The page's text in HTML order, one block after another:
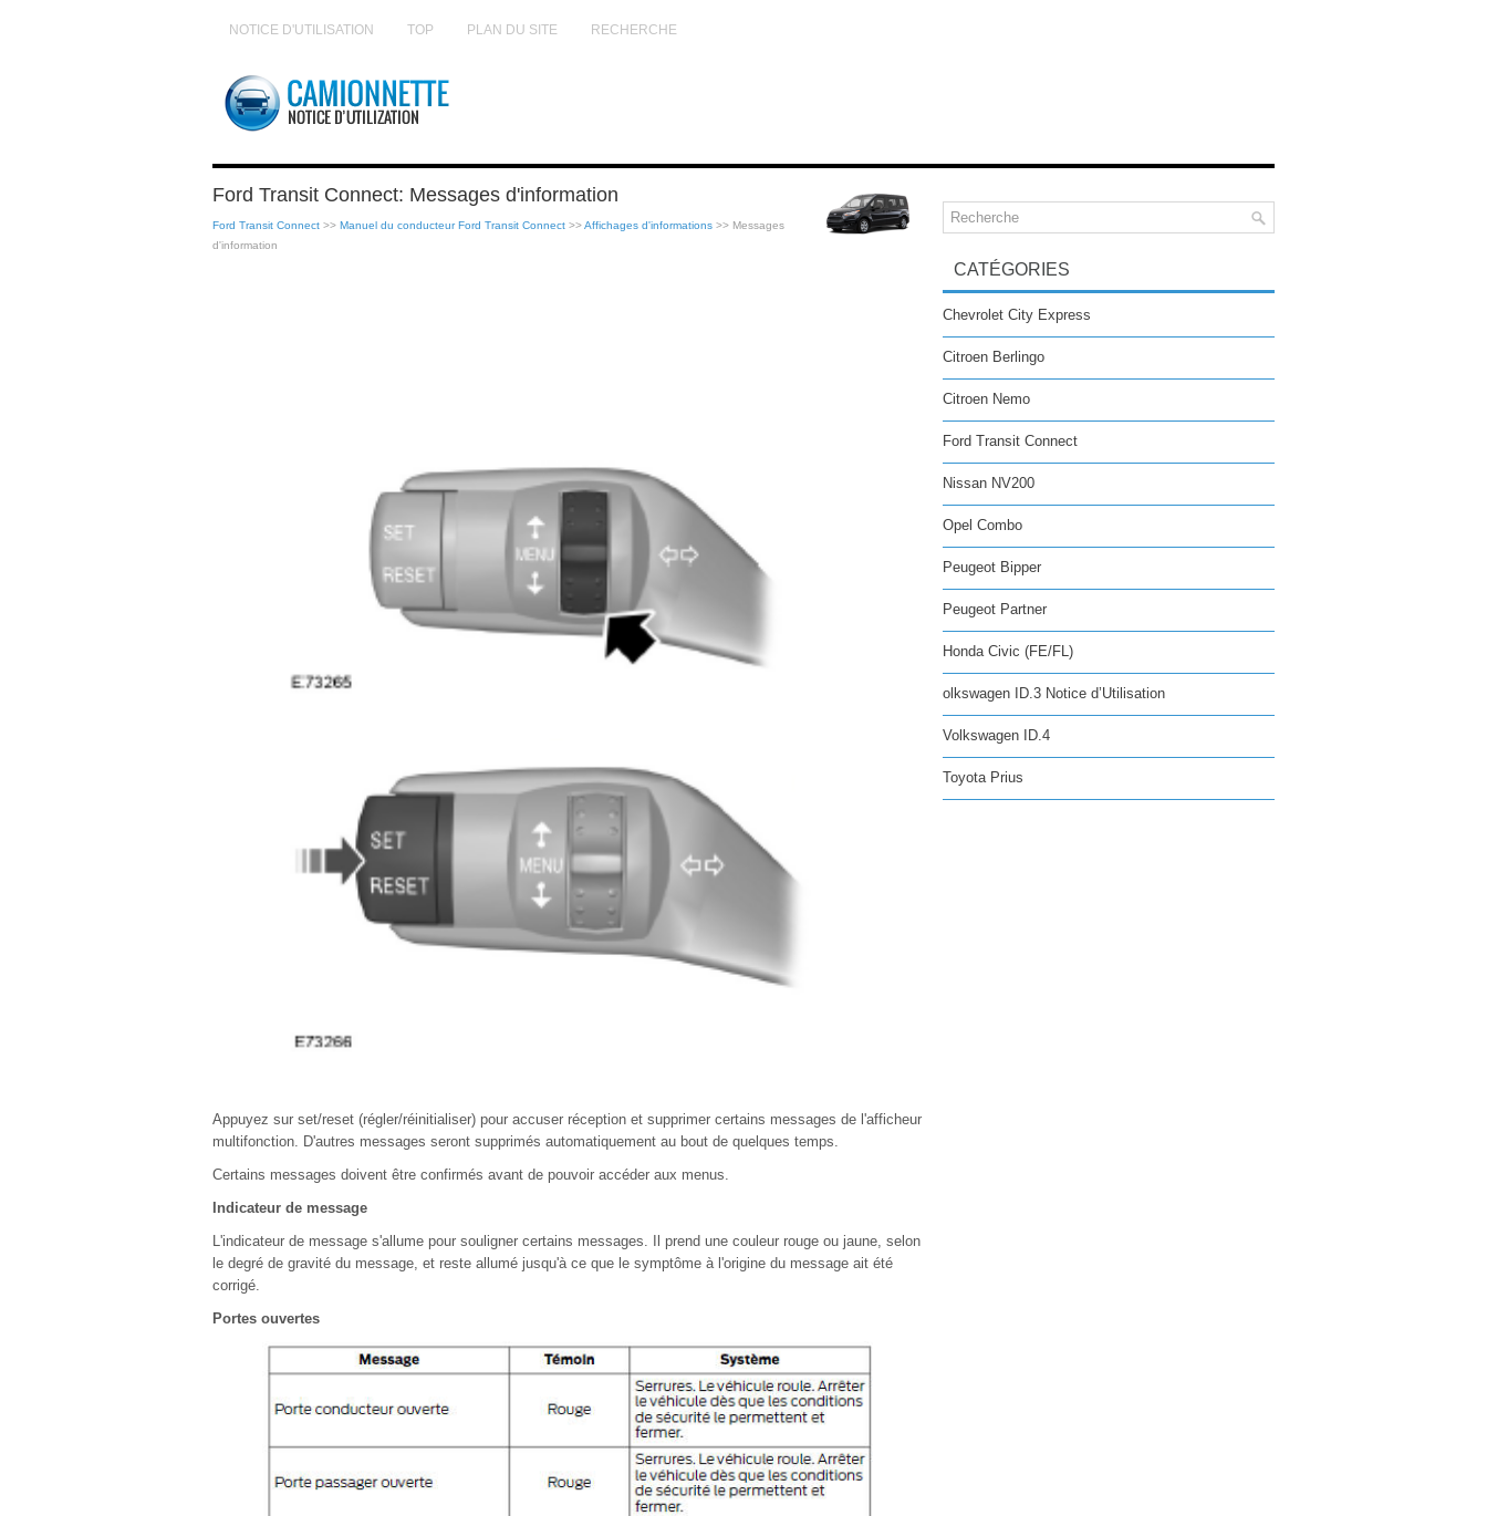
NOTICE D'UTILISATION TOP PLAN DU SITE RECHERCHE
Ford Transit Connect: Messages d'information
Ford Transit Connect >> Manuel du conducteur Ford Transit Connect >>Affichages d'informations >> Messages
d'information
Appuyez sur set/reset (régler/réinitialiser) pour accuser réception et supprimer certains messages de l'afficheur
multifonction. D'autres messages seront supprimés automatiquement au bout de quelques temps.
Certains messages doivent être confirmés avant de pouvoir accéder aux menus.
Indicateur de message
L'indicateur de message s'allume pour souligner certains messages. Il prend une couleur rouge ou jaune, selon
le degré de gravité du message, et reste allumé jusqu'à ce que le symptôme à l'origine du message ait été
corrigé.
Portes ouvertes
CATÉGORIES
Chevrolet City Express
Citroen Berlingo
Citroen Nemo
Ford Transit Connect
Nissan NV200
Opel Combo
Peugeot Bipper
Peugeot Partner
Honda Civic (FE/FL)
olkswagen ID.3 Notice d’Utilisation
Volkswagen ID.4
Toyota Prius